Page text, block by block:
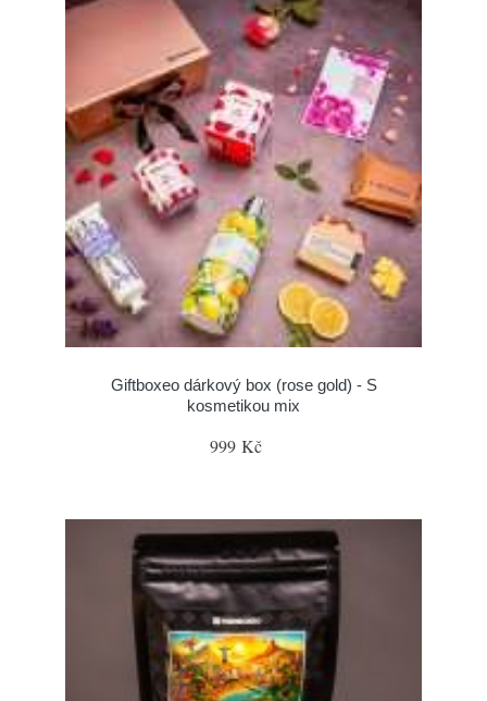
Giftboxeo dárkový box (rose gold) - S
kosmetikou mix
999 Kč